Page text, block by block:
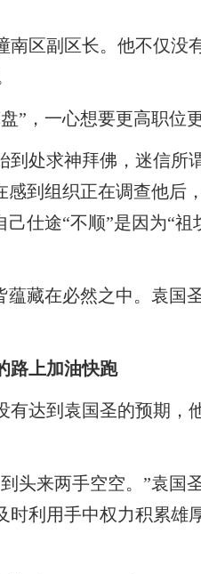
区副区长。他不仅没
”，一心想要更高职位更
处求神拜佛，迷信所
到组织正在调查他后
仕途“不顺”是因为“
藏在必然之中。袁国
路上加油快跑
达到袁国圣的预期，
头来两手空空。”袁国
利用手中权力积累雄